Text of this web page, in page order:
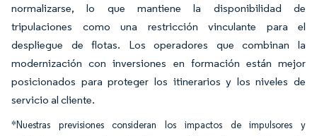
normalizarse, lo que mantiene la disponibilidad de
tripulaciones como una restricción vinculante para el
despliegue de flotas. Los operadores que combinan la
modernización con inversiones en formación están mejor
posicionados para proteger los itinerarios y los niveles de
servicio al cliente.
*Nuestras previsiones consideran los impactos de impulsores y